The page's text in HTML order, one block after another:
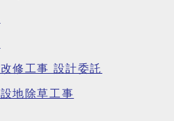
修工事 設計委託
地除草工事